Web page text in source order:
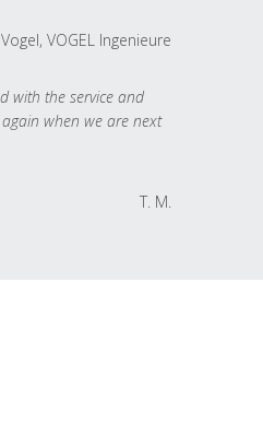
VOGEL Ingenieure
with the service and
when we are next
T. M.